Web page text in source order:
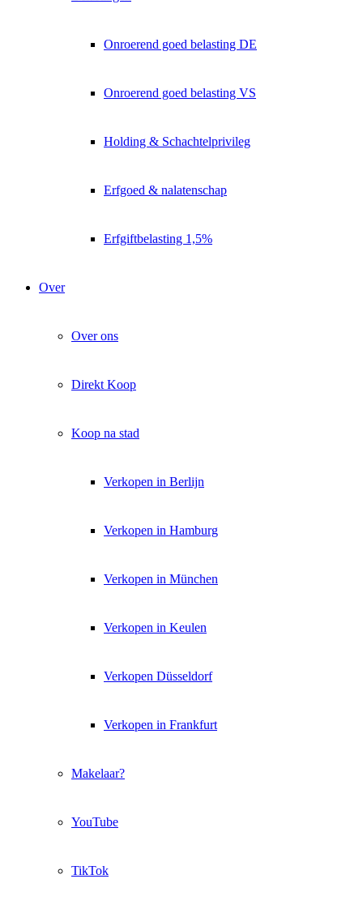
Onroerend goed belasting DE
Onroerend goed belasting VS
Holding & Schachtelprivileg
Erfgoed & nalatenschap
Erfgiftbelasting 1,5%
Over
Over ons
Direkt Koop
Koop na stad
Verkopen in Berlijn
Verkopen in Hamburg
Verkopen in München
Verkopen in Keulen
Verkopen Düsseldorf
Verkopen in Frankfurt
Makelaar?
YouTube
TikTok